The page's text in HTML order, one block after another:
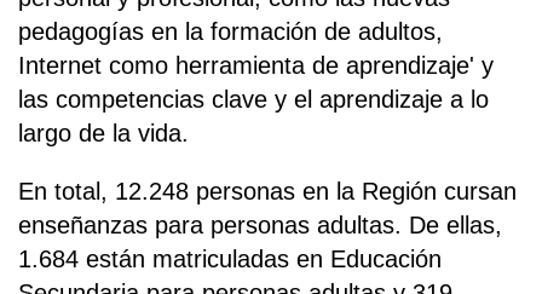
pedagogías en la formación de adultos,
Internet como herramienta de aprendizaje' y
las competencias clave y el aprendizaje a lo
largo de la vida.
En total, 12.248 personas en la Región cursan
enseñanzas para personas adultas. De ellas,
1.684 están matriculadas en Educación